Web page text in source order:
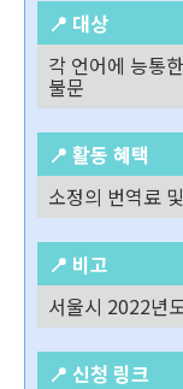
📍 대상
각 언어에 능통
불문
📍 활동 혜택
소정의 번역료
📍 비고
서울시 2022년
📍 신청 링크